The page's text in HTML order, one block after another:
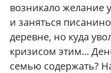
возникало желание
и заняться
деревне, но куда
кризисом этим...
семью содержать?